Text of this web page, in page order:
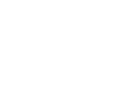
des chargeurs mobiles